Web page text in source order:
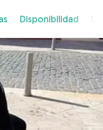
Disponibilidad